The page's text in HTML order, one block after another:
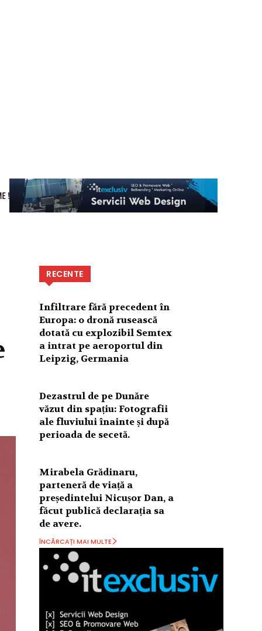
RECENTE
Infiltrare fără precedent în
Europa: o dronă rusească
dotată cu explozibil Semtex
a intrat pe aeroportul din
Leipzig, Germania
Dezastrul de pe Dunăre
văzut din spațiu: Fotografii
ale fluviului înainte și după
perioada de secetă.
Mirabela Grădinaru,
parteneră de viață a
președintelui Nicușor Dan, a
făcut publică declarația sa
de avere.
ÎNCĂRCAȚI MAI MULTE